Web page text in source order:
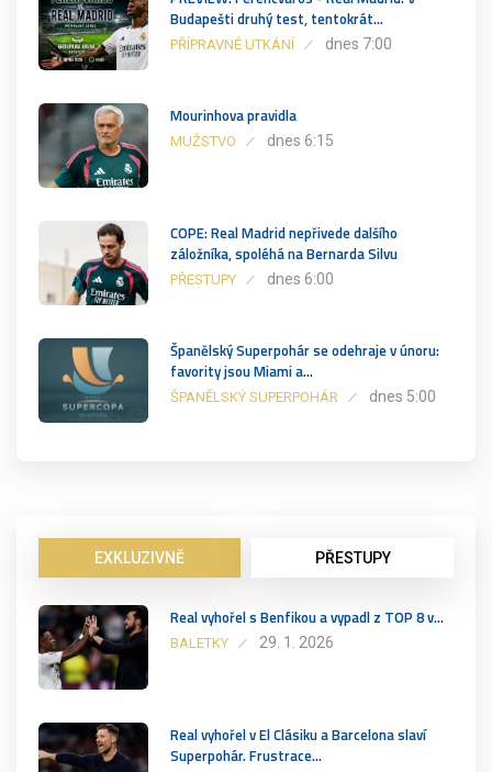
Budapešti druhý test, tentokrát…
PŘÍPRAVNÉ UTKÁNÍ dnes 7:00
Mourinhova pravidla
MUŽSTVO dnes 6:15
COPE: Real Madrid nepřivede dalšího
záložníka, spoléhá na Bernarda Silvu
PŘESTUPY dnes 6:00
Španělský Superpohár se odehraje v únoru:
favority jsou Miami a…
ŠPANĚLSKÝ SUPERPOHÁR dnes 5:00
EXKLUZIVNĚ PŘESTUPY
Real vyhořel s Benfikou a vypadl z TOP 8 v…
BALETKY 29. 1. 2026
Real vyhořel v El Clásiku a Barcelona slaví
Superpohár. Frustrace…